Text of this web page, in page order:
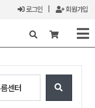
로그인 회원가입
X